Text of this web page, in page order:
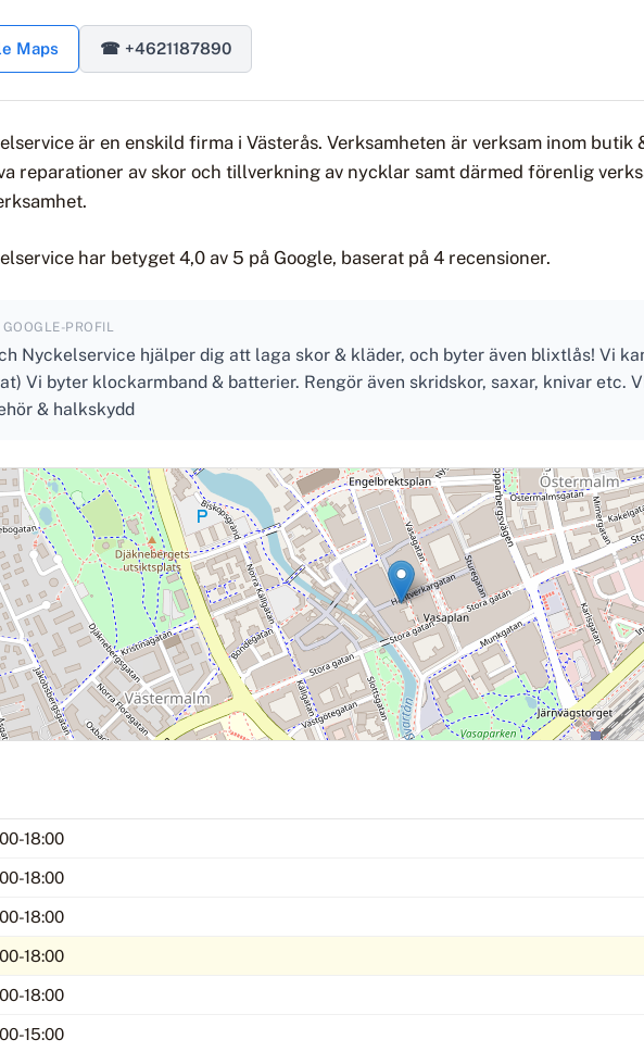
Maps ☎ +4621187890
är en enskild firma i Västerås. Verksamheten är verksam inom
reparationer av skor och tillverkning av nycklar samt därmed förenlig
har betyget 4,0 av 5 på Google, baserat på 4 recensioner.
PROFIL
Nyckelservice hjälper dig att laga skor & kläder, och byter även blixtlås! Vi
Vi byter klockarmband & batterier. Rengör även skridskor, saxar, knivar etc.
& halkskydd
18:00
18:00
18:00
18:00
18:00
15:00